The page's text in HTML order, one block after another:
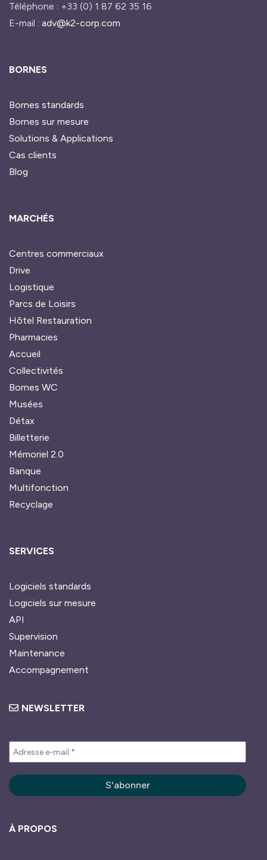
Téléphone : +33 (0) 1 87 62 35 16
E-mail : adv@k2-corp.com
BORNES
Bornes standards
Bornes sur mesure
Solutions & Applications
Cas clients
Blog
MARCHÉS
Centres commerciaux
Drive
Logistique
Parcs de Loisirs
Hôtel Restauration
Pharmacies
Accueil
Collectivités
Bornes WC
Musées
Détax
Billetterie
Mémoriel 2.0
Banque
Multifonction
Recyclage
SERVICES
Logiciels standards
Logiciels sur mesure
API
Supervision
Maintenance
Accompagnement
NEWSLETTER
À PROPOS